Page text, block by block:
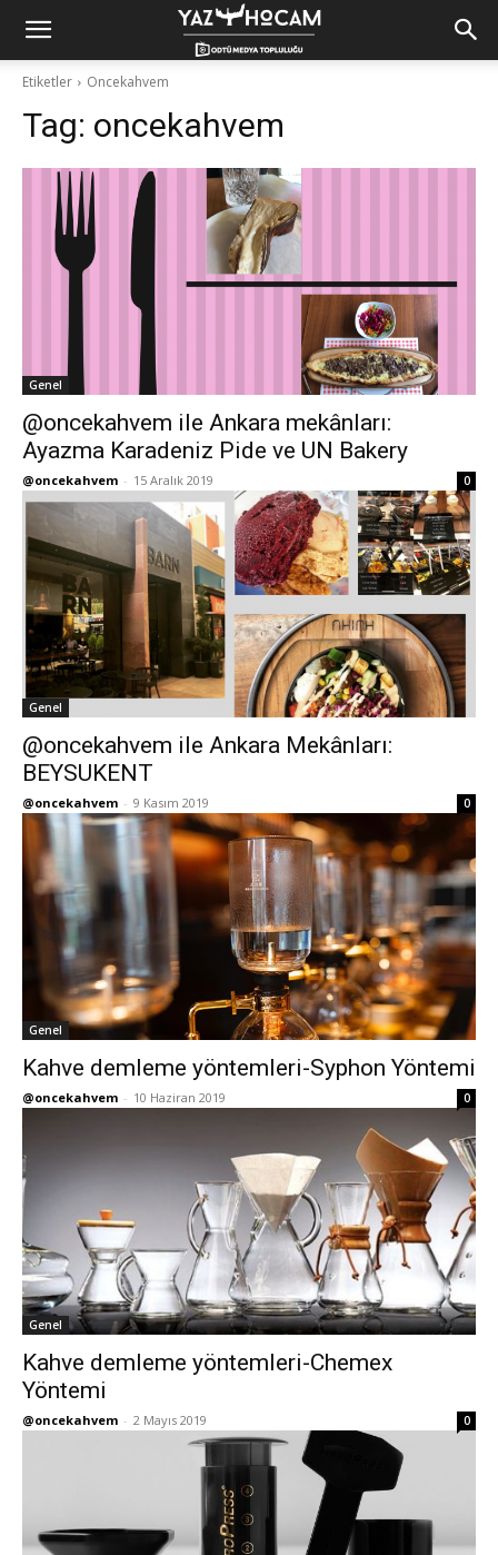
Yaz
Hocam!
Etiketler Oncekahvem
Tag: oncekahvem
Genel
@oncekahvem ile Ankara mekânları:
Ayazma Karadeniz Pide ve UN Bakery
@oncekahvem - 15 Aralık 2019 0
Genel
@oncekahvem ile Ankara Mekânları:
BEYSUKENT
@oncekahvem - 9 Kasım 2019 0
Genel
Kahve demleme yöntemleri-Syphon Yöntemi
@oncekahvem - 10 Haziran 2019 0
Genel
Kahve demleme yöntemleri-Chemex
Yöntemi
@oncekahvem - 2 Mayıs 2019 0